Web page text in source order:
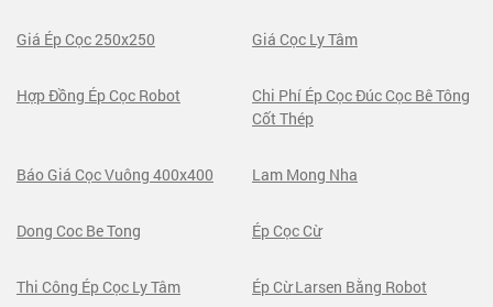
Giá Ép Cọc 250x250 Giá Cọc Ly Tâm
Hợp Đồng Ép Cọc Robot
Chi Phí Ép Cọc Đúc Cọc Bê Tông
Cốt Thép
Báo Giá Cọc Vuông 400x400 Lam Mong Nha
Dong Coc Be Tong Ép Cọc Cừ
Thi Công Ép Cọc Ly Tâm Ép Cừ Larsen Bằng Robot